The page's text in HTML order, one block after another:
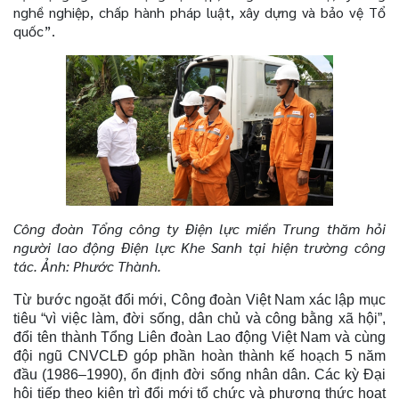
nghề nghiệp, chấp hành pháp luật, xây dựng và bảo vệ Tổ
quốc”.
Công đoàn Tổng công ty Điện lực miền Trung thăm hỏi
người lao động Điện lực Khe Sanh tại hiện trường công
tác. Ảnh: Phước Thành.
Từ bước ngoặt đổi mới, Công đoàn Việt Nam xác lập mục
tiêu “vì việc làm, đời sống, dân chủ và công bằng xã hội”,
đổi tên thành Tổng Liên đoàn Lao động Việt Nam và cùng
đội ngũ CNVCLĐ góp phần hoàn thành kế hoạch 5 năm
đầu (1986–1990), ổn định đời sống nhân dân. Các kỳ Đại
hội tiếp theo kiên trì đổi mới tổ chức và phương thức hoạt